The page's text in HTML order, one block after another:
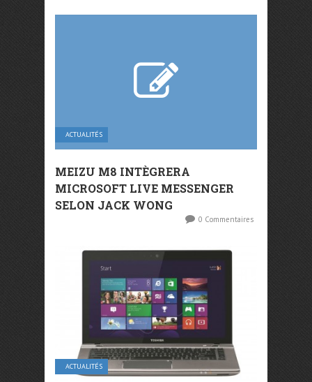
ACTUALITÉS
MEIZU M8 INTÈGRERA
MICROSOFT LIVE MESSENGER
SELON JACK WONG
0 Commentaires
ACTUALITÉS